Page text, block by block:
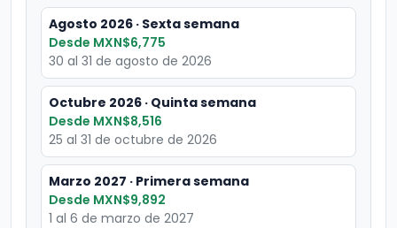
Agosto 2026 · Sexta semana
Desde MXN$6,775
30 al 31 de agosto de 2026
Octubre 2026 · Quinta semana
Desde MXN$8,516
25 al 31 de octubre de 2026
Marzo 2027 · Primera semana
Desde MXN$9,892
1 al 6 de marzo de 2027